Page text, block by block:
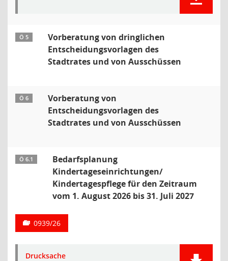
Ö 5
Vorberatung von dringlichen
Entscheidungsvorlagen des
Stadtrates und von Ausschüssen
Ö 6
Vorberatung von
Entscheidungsvorlagen des
Stadtrates und von Ausschüssen
Ö 6.1
Bedarfsplanung
Kindertageseinrichtungen/
Kindertagespflege für den Zeitraum
vom 1. August 2026 bis 31. Juli 2027
0939/26
Drucksache